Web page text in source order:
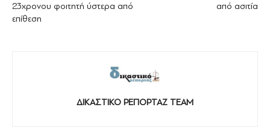
23χρονου φοιτητή ύστερα από
επίθεση
από ασιτία
ΔΙΚΑΣΤΙΚΟ ΡΕΠΟΡΤΑΖ TEAM